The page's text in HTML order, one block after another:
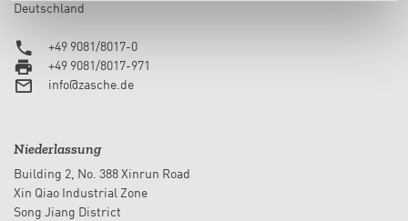
Deutschland
+49 9081/8017-0
+49 9081/8017-971
info@zasche.de
Niederlassung
Building 2, No. 388 Xinrun Road
Xin Qiao Industrial Zone
Song Jiang District